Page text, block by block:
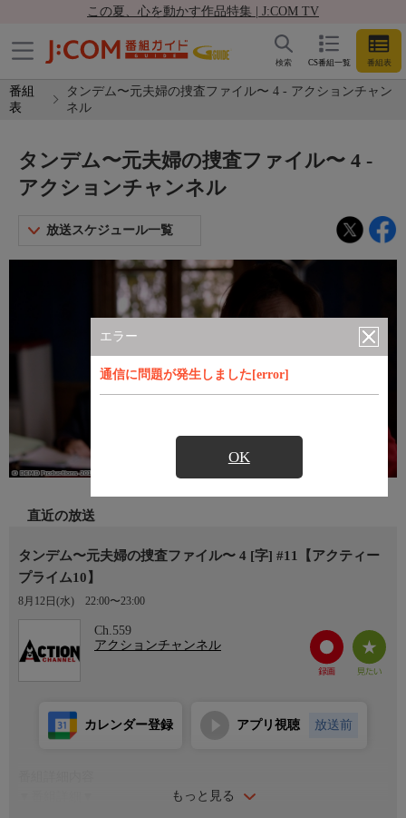
この夏、心を動かす作品特集 | J:COM TV
CS番組一覧 番組表
検索
番組
表
タンデム〜元夫婦の捜査ファイル〜 4 - アクションチャン
ネル
エラー
通信に問題が発生しました[error]
OK
タンデム〜元夫婦の捜査ファイル〜 4 -
アクションチャンネル
放送スケジュール一覧
直近の放送
タンデム〜元夫婦の捜査ファイル〜 4 [字] #11【アクティー
プライム10】
8月12日(水) 22:00〜23:00
Ch.559
アクションチャンネル
もっと見る
カレンダー登録 アプリ視聴 放送前